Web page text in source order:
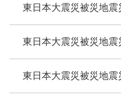
東日本大震災被災地
東日本大震災被災地
東日本大震災被災地